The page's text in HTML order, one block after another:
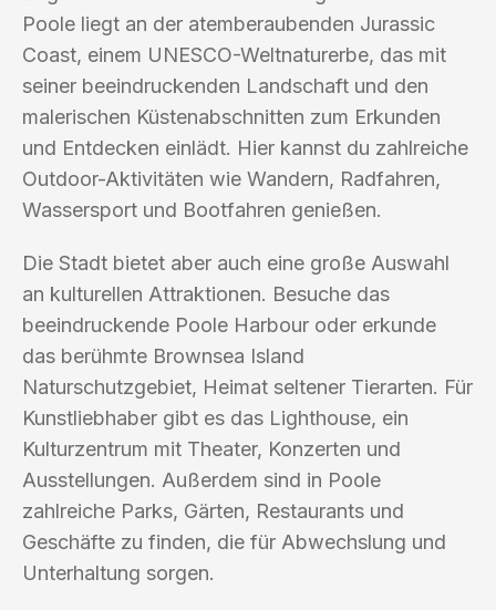
Poole liegt an der atemberaubenden Jurassic
Coast, einem UNESCO-Weltnaturerbe, das mit
seiner beeindruckenden Landschaft und den
malerischen Küstenabschnitten zum Erkunden
und Entdecken einlädt. Hier kannst du zahlreiche
Outdoor-Aktivitäten wie Wandern, Radfahren,
Wassersport und Bootfahren genießen.
Die Stadt bietet aber auch eine große Auswahl
an kulturellen Attraktionen. Besuche das
beeindruckende Poole Harbour oder erkunde
das berühmte Brownsea Island
Naturschutzgebiet, Heimat seltener Tierarten. Für
Kunstliebhaber gibt es das Lighthouse, ein
Kulturzentrum mit Theater, Konzerten und
Ausstellungen. Außerdem sind in Poole
zahlreiche Parks, Gärten, Restaurants und
Geschäfte zu finden, die für Abwechslung und
Unterhaltung sorgen.